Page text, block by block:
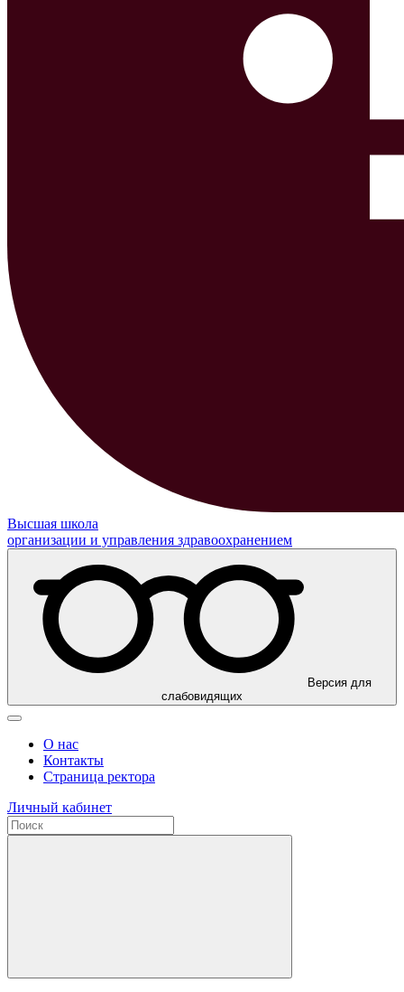
Высшая школа
организации и управления здравоохранением
Версия для
слабовидящих
О нас
Контакты
Страница ректора
Личный кабинет